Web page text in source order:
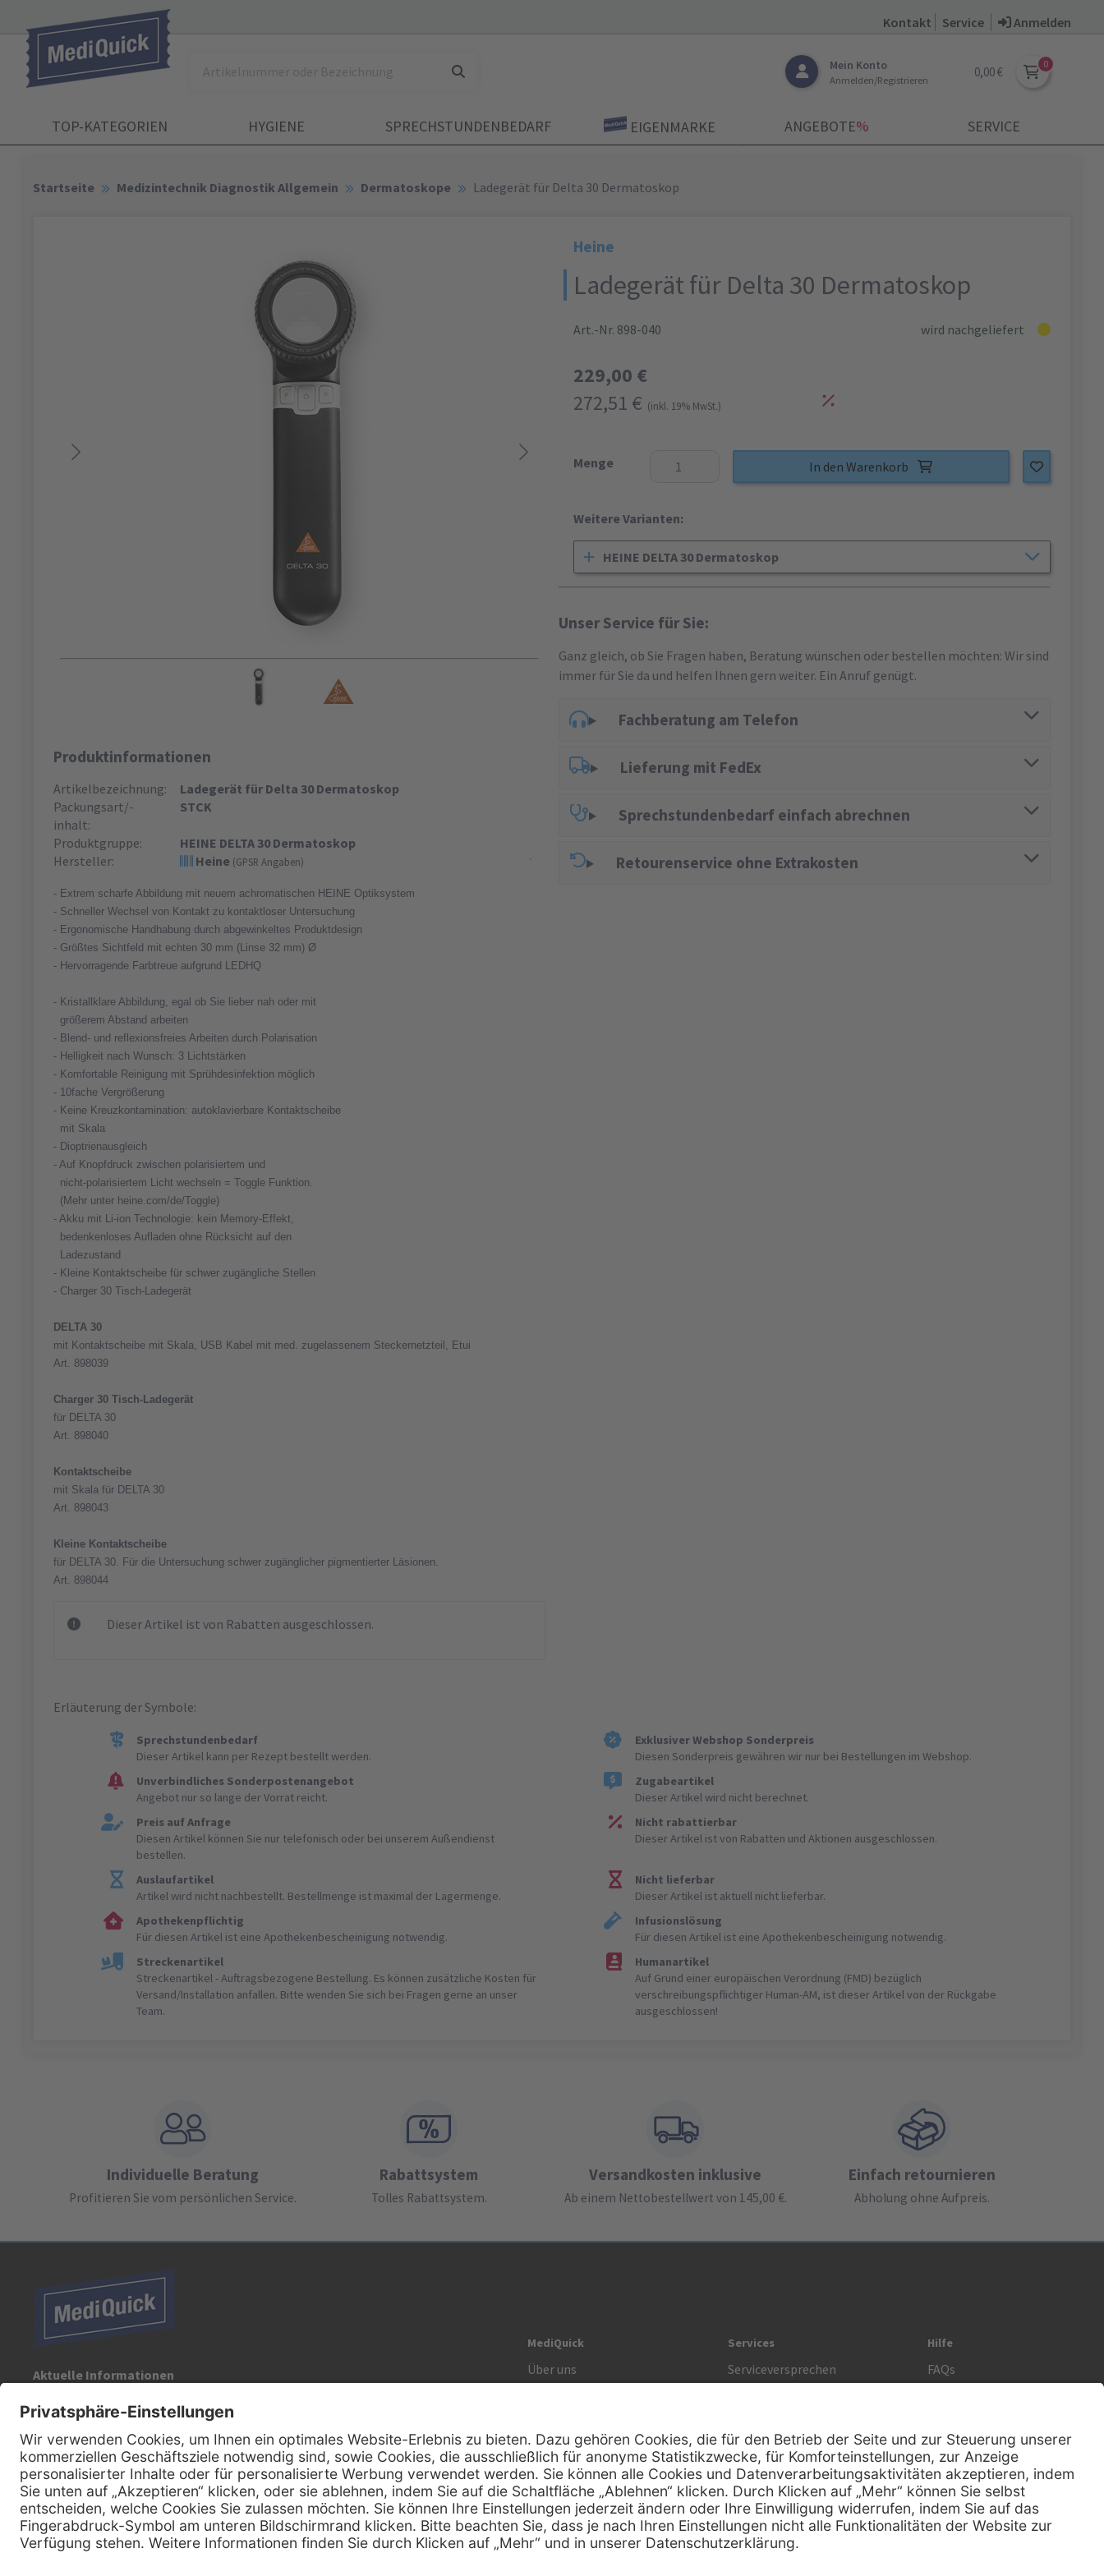
Kontakt Service Anmelden
Mein Konto
Anmelden/Registrieren
0,00 €
TOP-KATEGORIEN HYGIENE SPRECHSTUNDENBEDARF EIGENMARKE ANGEBOTE­% SERVICE
Startseite Medizintechnik Diagnostik Allgemein Dermatoskope Ladegerät für Delta 30 Dermatoskop
Produktinformationen
Artikelbezeichnung:
Ladegerät für Delta 30 Dermatoskop
Packungsart/-
inhalt:
STCK
Produktgruppe:
HEINE DELTA 30 Dermatoskop
Hersteller:
Heine (GPSR Angaben)
- Extrem scharfe Abbildung mit neuem achromatischen HEINE Optiksystem
- Schneller Wechsel von Kontakt zu kontaktloser Untersuchung
- Ergonomische Handhabung durch abgewinkeltes Produktdesign
- Größtes Sichtfeld mit echten 30 mm (Linse 32 mm) Ø
- Hervorragende Farbtreue aufgrund LEDHQ
- Kristallklare Abbildung, egal ob Sie lieber nah oder mit
größerem Abstand arbeiten
- Blend- und reflexionsfreies Arbeiten durch Polarisation
- Helligkeit nach Wunsch: 3 Lichtstärken
- Komfortable Reinigung mit Sprühdesinfektion möglich
- 10fache Vergrößerung
- Keine Kreuzkontamination: autoklavierbare Kontaktscheibe
mit Skala
- Dioptrienausgleich
- Auf Knopfdruck zwischen polarisiertem und
nicht-polarisiertem Licht wechseln = Toggle Funktion.
(Mehr unter heine.com/de/Toggle)
- Akku mit Li-ion Technologie: kein Memory-Effekt,
bedenkenloses Aufladen ohne Rücksicht auf den
Ladezustand
- Kleine Kontaktscheibe für schwer zugängliche Stellen
- Charger 30 Tisch-Ladegerät
DELTA 30
mit Kontaktscheibe mit Skala, USB Kabel mit med. zugelassenem Steckernetzteil, Etui
Art. 898039
Charger 30 Tisch-Ladegerät
für DELTA 30
Art. 898040
Kontaktscheibe
mit Skala für DELTA 30
Art. 898043
Kleine Kontaktscheibe
für DELTA 30. Für die Untersuchung schwer zugänglicher pigmentierter Läsionen.
Art. 898044
Dieser Artikel ist von Rabatten ausgeschlossen.
Heine
Ladegerät für Delta 30 Dermatoskop
Art.-Nr. 898-040 wird nachgeliefert
229,00 €
272,51 € (inkl. 19% MwSt.)
Menge In den Warenkorb
Weitere Varianten:
HEINE DELTA 30 Dermatoskop
Unser Service für Sie:
Ganz gleich, ob Sie Fragen haben, Beratung wünschen oder bestellen möchten: Wir sind
immer für Sie da und helfen Ihnen gern weiter. Ein Anruf genügt.
Fachberatung am Telefon
Lieferung mit FedEx
Sprechstundenbedarf einfach abrechnen
Retourenservice ohne Extrakosten
Erläuterung der Symbole:
Sprechstundenbedarf
Dieser Artikel kann per Rezept bestellt werden.
Exklusiver Webshop Sonderpreis
Diesen Sonderpreis gewähren wir nur bei Bestellungen im Webshop.
Unverbindliches Sonderpostenangebot
Angebot nur so lange der Vorrat reicht.
Zugabeartikel
Dieser Artikel wird nicht berechnet.
Preis auf Anfrage
Diesen Artikel können Sie nur telefonisch oder bei unserem Außendienst
bestellen.
Nicht rabattierbar
Dieser Artikel ist von Rabatten und Aktionen ausgeschlossen.
Auslaufartikel
Artikel wird nicht nachbestellt. Bestellmenge ist maximal der Lagermenge.
Nicht lieferbar
Dieser Artikel ist aktuell nicht lieferbar.
Apothekenpflichtig
Für diesen Artikel ist eine Apothekenbescheinigung notwendig.
Infusionslösung
Für diesen Artikel ist eine Apothekenbescheinigung notwendig.
Streckenartikel
Streckenartikel - Auftragsbezogene Bestellung. Es können zusätzliche Kosten für
Versand/Installation anfallen. Bitte wenden Sie sich bei Fragen gerne an unser
Team.
Humanartikel
Auf Grund einer europäischen Verordnung (FMD) bezüglich
verschreibungspflichtiger Human-AM, ist dieser Artikel von der Rückgabe
ausgeschlossen!
Individuelle Beratung
Profitieren Sie vom persönlichen Service.
Rabattsystem
Tolles Rabattsystem.
Versandkosten inklusive
Ab einem Nettobestellwert von 145,00 €.
Einfach retournieren
Abholung ohne Aufpreis.
Aktuelle Informationen
Kontakt
MediQuick Arzt- und Krankenhausbedarfshandel GmbH
Hans-Wunderlich-Straße 7
D-49078 Osnabrück
MediQuick
Über uns
Services
Serviceversprechen
Hilfe
FAQs
Zertifikat Rechtliches
AGB
Impressum
Datenschutz